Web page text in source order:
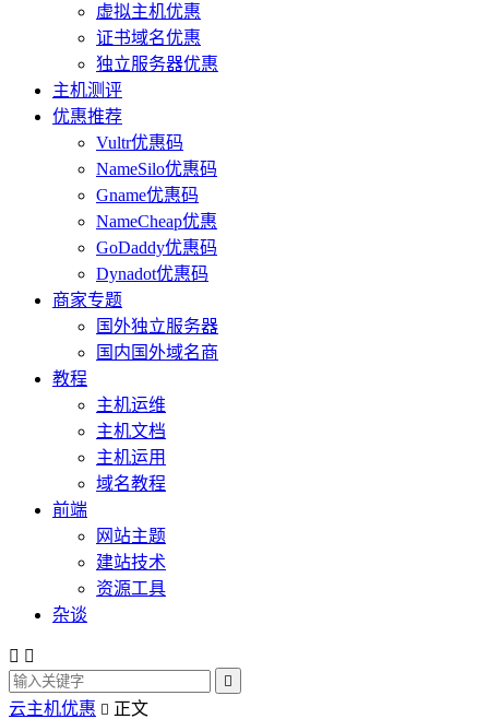
虚拟主机优惠
证书域名优惠
独立服务器优惠
主机测评
优惠推荐
Vultr优惠码
NameSilo优惠码
Gname优惠码
NameCheap优惠
GoDaddy优惠码
Dynadot优惠码
商家专题
国外独立服务器
国内国外域名商
教程
主机运维
主机文档
主机运用
域名教程
前端
网站主题
建站技术
资源工具
杂谈
 

云主机优惠  正文